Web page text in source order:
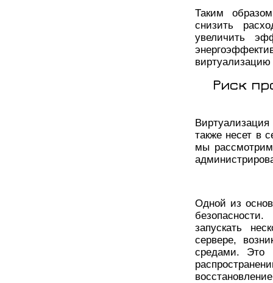
Таким
снизить
увеличить
Риск
также несет в
мы
Одной из
запускать
сервере,
средами. Это